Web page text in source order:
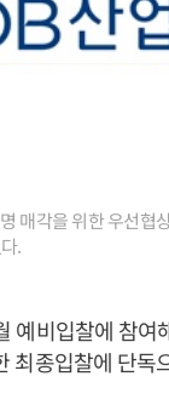
매각을 위한 우선협
.
예비입찰에 참여
최종입찰에 단독